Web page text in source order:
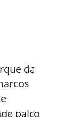
da
palco